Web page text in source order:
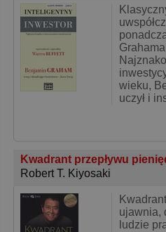
wieku,
uczył i
Kwadrant przepływu
Robert T. Kiyosaki
ujawnia,
ludzie